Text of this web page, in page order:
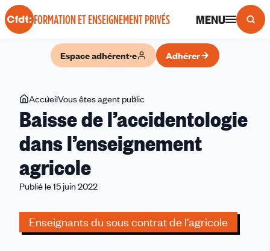
Panneau de gestion des cookies
FORMATION ET ENSEIGNEMENT PRIVÉS MENU
Espace adhérent·e Adhérer
Vous
êtes
ici
AccueilVous êtes agent public
de
l’accidentologie
dans
Baisse de l’accidentologie
dans l’enseignement
agricole
Publié le 15 juin 2022
Enseignants du sous contrat de l’agricole